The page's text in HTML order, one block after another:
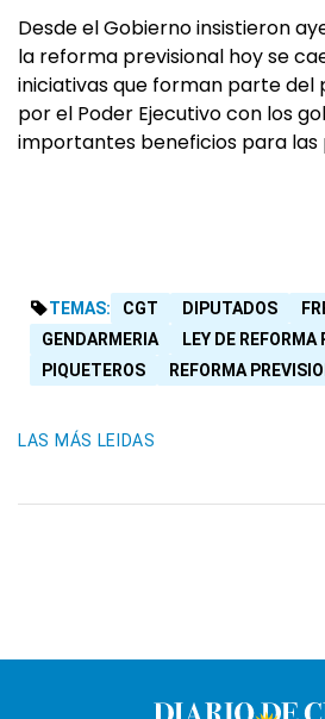
Desde el Gobierno insistieron
la reforma previsional hoy se
iniciativas que forman parte del
por el Poder Ejecutivo con los
importantes beneficios para las
TEMAS: CGT DIPUTADOS
GENDARMERIA
LEY DE
PIQUETEROS
REFORMA
LAS MÁS LEIDAS